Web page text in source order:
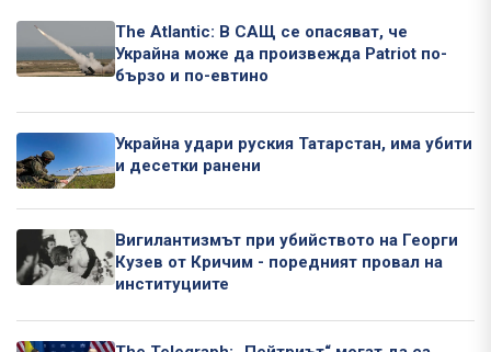
The Atlantic: В САЩ се опасяват, че
Украйна може да произвежда Patriot по-
бързо и по-евтино
Украйна удари руския Татарстан, има убити
и десетки ранени
Вигилантизмът при убийството на Георги
Кузев от Кричим - поредният провал на
институциите